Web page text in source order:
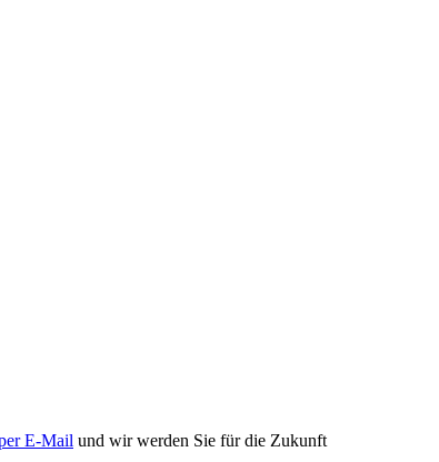
E-Mail und wir werden Sie für die Zukunft